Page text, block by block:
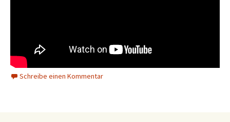
Schreibe einen Kommentar